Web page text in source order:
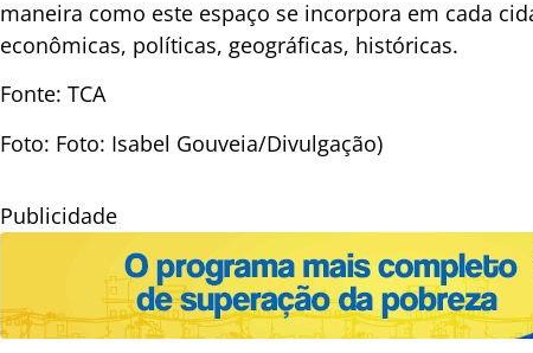
maneira como este espaço se incorpora em cada
econômicas, políticas, geográficas, históricas.
Fonte: TCA
Foto: Foto: Isabel Gouveia/Divulgação)
Publicidade